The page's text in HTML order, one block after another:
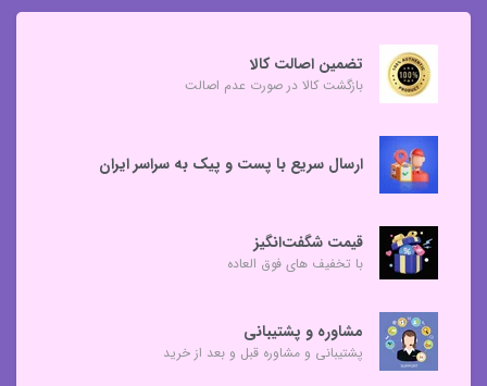
تضمین اصالت کالا
بازگشت کالا در صورت عدم اصالت
ارسال سریع با پست و پیک به سراسر ایران
قیمت شگفت‌انگیز
با تخفیف های فوق العاده
مشاوره و پشتیبانی
پشتیبانی و مشاوره قبل و بعد از خرید